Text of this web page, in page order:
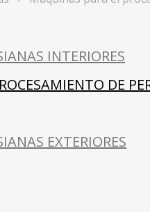
INTERIORES
DE
EXTERIORES